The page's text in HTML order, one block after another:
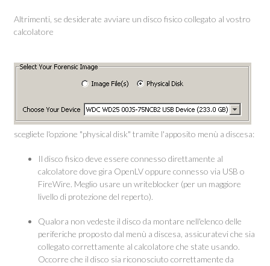
Altrimenti, se desiderate avviare un disco fisico collegato al vostro
calcolatore
scegliete l'opzione "physical disk" tramite l'apposito menù a discesa:
Il disco fisico deve essere connesso direttamente al
calcolatore dove gira OpenLV oppure connesso via USB o
FireWire. Meglio usare un writeblocker (per un maggiore
livello di protezione del reperto).
Qualora non vedeste il disco da montare nell'elenco delle
periferiche proposto dal menù a discesa, assicuratevi che sia
collegato correttamente al calcolatore che state usando.
Occorre che il disco sia riconosciuto correttamente da